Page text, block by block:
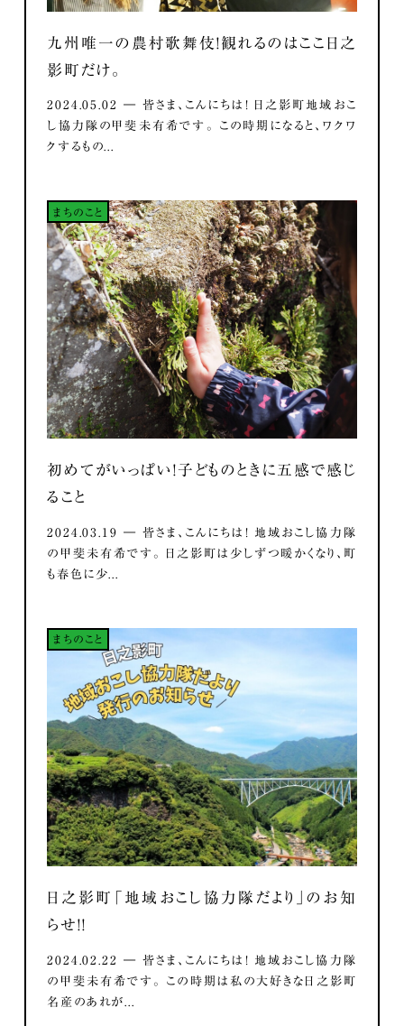
九州唯一の農村歌舞伎！観れるのはここ日之
影町だけ。
2024.05.02 ― 皆さま、こんにちは！ 日之影町地域おこ
し協力隊の甲斐未有希です。 この時期になると、ワクワ
クするもの...
まちのこと
初めてがいっぱい！子どものときに五感で感じ
ること
2024.03.19 ― 皆さま、こんにちは！ 地域おこし協力隊
の甲斐未有希です。 日之影町は少しずつ暖かくなり、町
も春色に少...
まちのこと
日之影町「地域おこし協力隊だより」のお知
らせ！！
2024.02.22 ― 皆さま、こんにちは！ 地域おこし協力隊
の甲斐未有希です。 この時期は私の大好きな日之影町
名産のあれが...